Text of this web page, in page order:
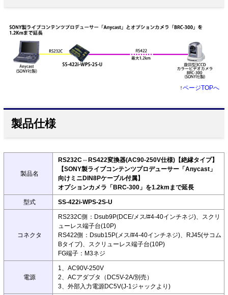
↑ページTOPへ
製品仕様
製品名
RS232C⇔RS422変換器(AC90-250V仕様)【絶縁タイプ】
【SONY製ライブコンテンツプロデューサー「Anycast」
向けミニDIN8Pケーブル付属】
オプションカメラ「BRC-300」を1.2kmまで延長
型式 SS-422i-WPS-2S-U
コネクタ
RS232C側：Dsub9P(DCE/メス/#4-40インチネジ)、スクリ
ューレス端子台(10P)
RS422側：Dsub15P(メス/#4-40インチネジ)、RJ45(サコム
Bタイプ)、スクリューレス端子台(10P)
FG端子：M3ネジ
電源
1、AC90V-250V
2、ACアダプタ（DC5V-2A/別売）
3、外部入力電源DC5V(J-1ジャックより)